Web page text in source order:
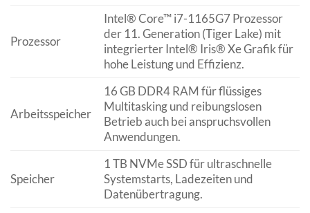
Prozessor
Intel® Core™ i7-1165G7 Prozessor
der 11. Generation (Tiger Lake) mit
integrierter Intel® Iris® Xe Grafik für
hohe Leistung und Effizienz.
Arbeitsspeicher
16 GB DDR4 RAM für flüssiges
Multitasking und reibungslosen
Betrieb auch bei anspruchsvollen
Anwendungen.
Speicher
1 TB NVMe SSD für ultraschnelle
Systemstarts, Ladezeiten und
Datenübertragung.